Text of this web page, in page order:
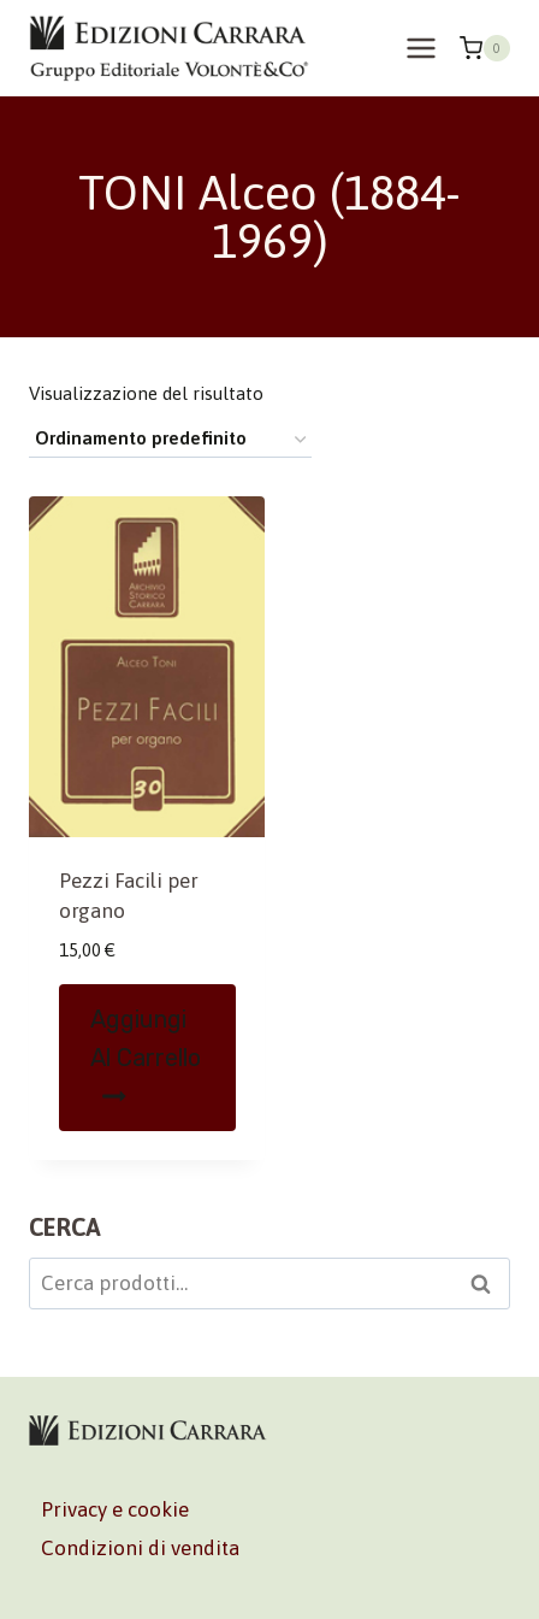
Salta
contenuto
0
TONI Alceo (1884-
1969)
Visualizzazione del risultato
Pezzi Facili per
organo
15,00 €
Aggiungi
Al Carrello
CERCA
Cerca: Cerca
Privacy e cookie
Condizioni di vendita